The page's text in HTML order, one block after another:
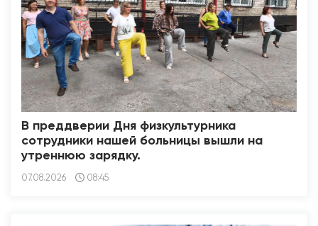
В преддверии Дня физкультурника
сотрудники нашей больницы вышли на
утреннюю зарядку.
07.08.2026 08:45